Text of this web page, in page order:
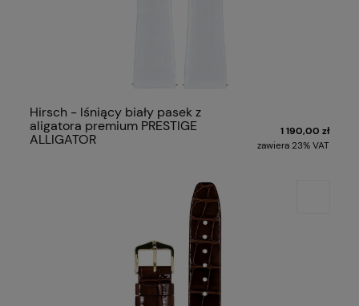
Hirsch - lśniący biały pasek z
aligatora premium PRESTIGE
ALLIGATOR
1 190,00 zł
zawiera 23% VAT